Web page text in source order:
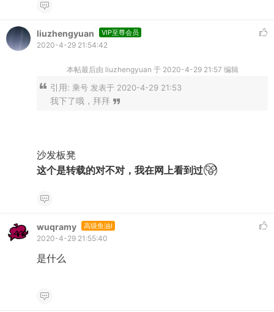
liuzhengyuan VIP至尊会员
2020-4-29 21:54:42
本帖最后由 liuzhengyuan 于 2020-4-29 21:57 编辑
引用: 乘号 发表于 2020-4-29 21:53
我下了哦，拜拜
沙发板凳
这个是转载的对不对，我在网上看到过
wuqramy 高级鱼油I
2020-4-29 21:55:40
是什么